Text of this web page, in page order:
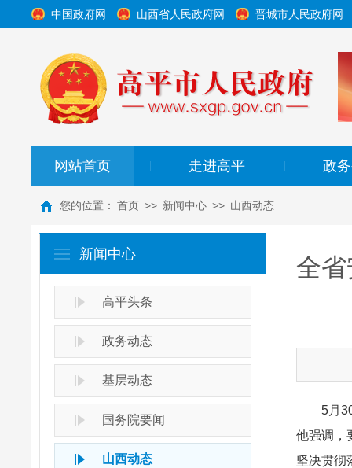
中国政府网 山西省人民政府网 晋城市人民政府网
网站首页 走进高平 政
您的位置： 首页 >> 新闻中心 >> 山西动态
新闻中心
高平头条
政务动态
基层动态
国务院要闻
山西动态
全
5月30
他强调，
坚决贯彻